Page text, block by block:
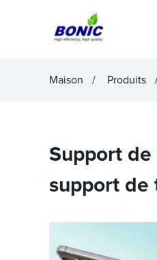
Maison Produits
Support
support de